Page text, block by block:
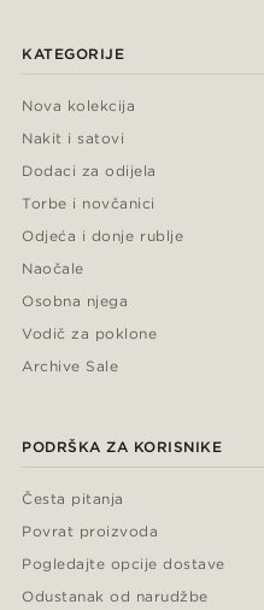
KATEGORIJE
Nova kolekcija
Nakit i satovi
Dodaci za odijela
Torbe i novčanici
Odjeća i donje rublje
Naočale
Osobna njega
Vodič za poklone
Archive Sale
PODRŠKA ZA KORISNIKE
Česta pitanja
Povrat proizvoda
Pogledajte opcije dostave
Odustanak od narudžbe